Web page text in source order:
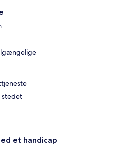
stedet
et handicap